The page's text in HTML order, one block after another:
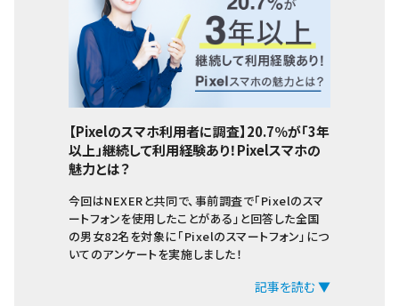
【Pixelのスマホ利用者に調査】20.7％が「3年
以上」継続して利用経験あり！Pixelスマホの
魅力とは？
今回はNEXERと共同で、事前調査で「Pixelのスマ
ートフォンを使用したことがある」と回答した全国
の男女82名を対象に「Pixelのスマートフォン」につ
いてのアンケートを実施しました！
記事を読む ▼